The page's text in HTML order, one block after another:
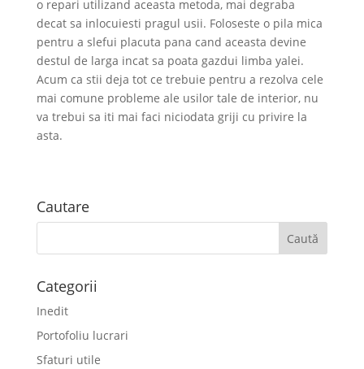
o repari utilizand aceasta metoda, mai degraba
decat sa inlocuiesti pragul usii. Foloseste o pila mica
pentru a slefui placuta pana cand aceasta devine
destul de larga incat sa poata gazdui limba yalei.
Acum ca stii deja tot ce trebuie pentru a rezolva cele
mai comune probleme ale usilor tale de interior, nu
va trebui sa iti mai faci niciodata griji cu privire la
asta.
Cautare
Categorii
Inedit
Portofoliu lucrari
Sfaturi utile